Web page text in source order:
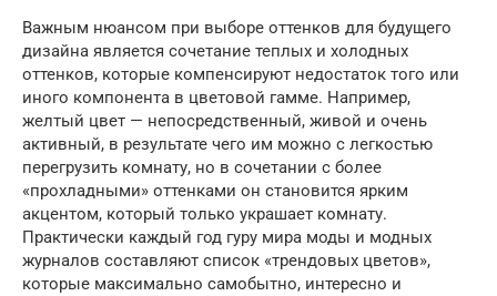
Важным нюансом при выборе оттенков для будущего
дизайна является сочетание теплых и холодных
оттенков, которые компенсируют недостаток того или
иного компонента в цветовой гамме. Например,
желтый цвет — непосредственный, живой и очень
активный, в результате чего им можно с легкостью
перегрузить комнату, но в сочетании с более
«прохладными» оттенками он становится ярким
акцентом, который только украшает комнату.
Практически каждый год гуру мира моды и модных
журналов составляют список «трендовых цветов»,
которые максимально самобытно, интересно и